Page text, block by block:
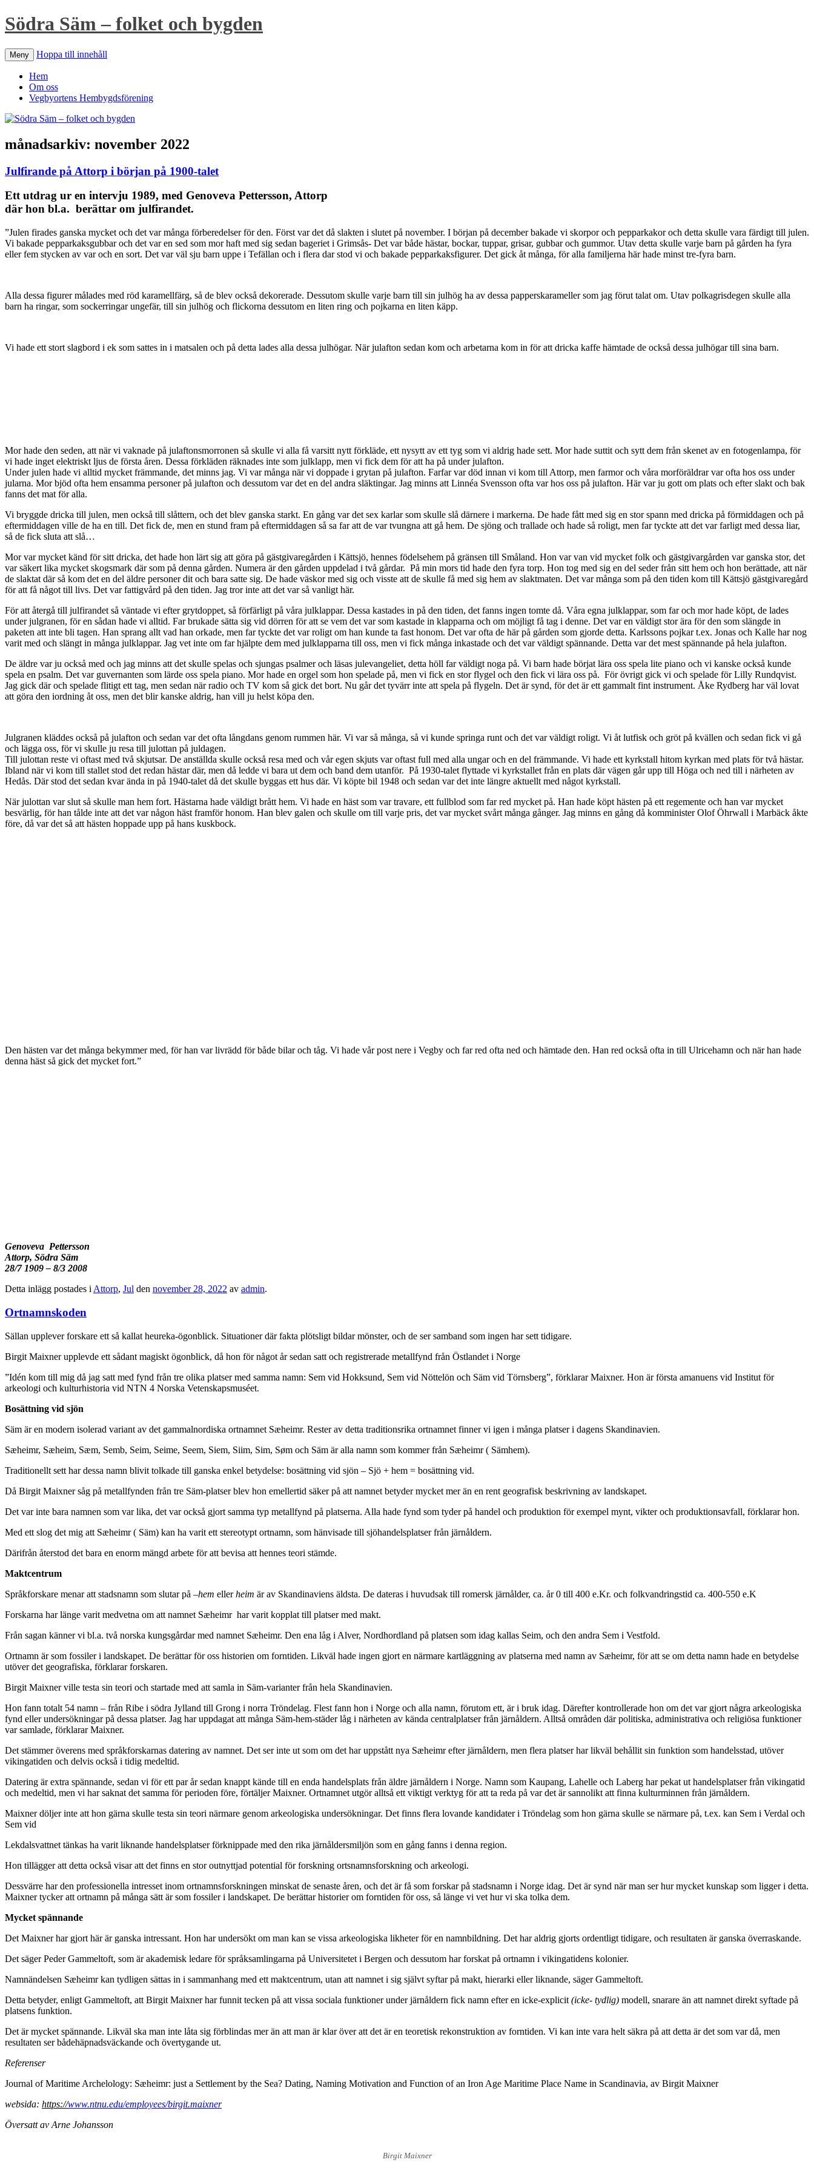
Södra Säm – folket och bygden
Meny Hoppa till innehåll
Hem
Om oss
Vegbyortens Hembygdsförening
månadsarkiv: november 2022
Julfirande på Attorp i början på 1900-talet
Ett utdrag ur en intervju 1989, med Genoveva Pettersson, Attorp
där hon bl.a. berättar om julfirandet.
”Julen firades ganska mycket och det var många förberedelser för den. Först var det då slakten i slutet på november. I början på december bakade vi skorpor och pepparkakor och detta skulle vara färdigt till julen.
Vi bakade pepparkaksgubbar och det var en sed som mor haft med sig sedan bageriet i Grimsås- Det var både hästar, bockar, tuppar, grisar, gubbar och gummor. Utav detta skulle varje barn på gården ha fyra
eller fem stycken av var och en sort. Det var väl sju barn uppe i Tefällan och i flera dar stod vi och bakade pepparkaksfigurer. Det gick åt många, för alla familjerna här hade minst tre-fyra barn.
Alla dessa figurer målades med röd karamellfärg, så de blev också dekorerade. Dessutom skulle varje barn till sin julhög ha av dessa papperskarameller som jag förut talat om. Utav polkagrisdegen skulle alla
barn ha ringar, som sockerringar ungefär, till sin julhög och flickorna dessutom en liten ring och pojkarna en liten käpp.
Vi hade ett stort slagbord i ek som sattes in i matsalen och på detta lades alla dessa julhögar. När julafton sedan kom och arbetarna kom in för att dricka kaffe hämtade de också dessa julhögar till sina barn.
Mor hade den seden, att när vi vaknade på julaftonsmorronen så skulle vi alla få varsitt nytt förkläde, ett nysytt av ett tyg som vi aldrig hade sett. Mor hade suttit och sytt dem från skenet av en fotogenlampa, för
vi hade inget elektriskt ljus de första åren. Dessa förkläden räknades inte som julklapp, men vi fick dem för att ha på under julafton.
Under julen hade vi alltid mycket främmande, det minns jag. Vi var många när vi doppade i grytan på julafton. Farfar var död innan vi kom till Attorp, men farmor och våra morföräldrar var ofta hos oss under
jularna. Mor bjöd ofta hem ensamma personer på julafton och dessutom var det en del andra släktingar. Jag minns att Linnéa Svensson ofta var hos oss på julafton. Här var ju gott om plats och efter slakt och bak
fanns det mat för alla.
Vi bryggde dricka till julen, men också till slåttern, och det blev ganska starkt. En gång var det sex karlar som skulle slå därnere i markerna. De hade fått med sig en stor spann med dricka på förmiddagen och på
eftermiddagen ville de ha en till. Det fick de, men en stund fram på eftermiddagen så sa far att de var tvungna att gå hem. De sjöng och trallade och hade så roligt, men far tyckte att det var farligt med dessa liar,
så de fick sluta att slå…
Mor var mycket känd för sitt dricka, det hade hon lärt sig att göra på gästgivaregården i Kättsjö, hennes födelsehem på gränsen till Småland. Hon var van vid mycket folk och gästgivargården var ganska stor, det
var säkert lika mycket skogsmark där som på denna gården. Numera är den gården uppdelad i två gårdar. På min mors tid hade den fyra torp. Hon tog med sig en del seder från sitt hem och hon berättade, att när
de slaktat där så kom det en del äldre personer dit och bara satte sig. De hade väskor med sig och visste att de skulle få med sig hem av slaktmaten. Det var många som på den tiden kom till Kättsjö gästgivaregård
för att få något till livs. Det var fattigvård på den tiden. Jag tror inte att det var så vanligt här.
För att återgå till julfirandet så väntade vi efter grytdoppet, så förfärligt på våra julklappar. Dessa kastades in på den tiden, det fanns ingen tomte då. Våra egna julklappar, som far och mor hade köpt, de lades
under julgranen, för en sådan hade vi alltid. Far brukade sätta sig vid dörren för att se vem det var som kastade in klapparna och om möjligt få tag i denne. Det var en väldigt stor ära för den som slängde in
paketen att inte bli tagen. Han sprang allt vad han orkade, men far tyckte det var roligt om han kunde ta fast honom. Det var ofta de här på gården som gjorde detta. Karlssons pojkar t.ex. Jonas och Kalle har nog
varit med och slängt in många julklappar. Jag vet inte om far hjälpte dem med julklapparna till oss, men vi fick många inkastade och det var väldigt spännande. Detta var det mest spännande på hela julafton.
De äldre var ju också med och jag minns att det skulle spelas och sjungas psalmer och läsas julevangeliet, detta höll far väldigt noga på. Vi barn hade börjat lära oss spela lite piano och vi kanske också kunde
spela en psalm. Det var guvernanten som lärde oss spela piano. Mor hade en orgel som hon spelade på, men vi fick en stor flygel och den fick vi lära oss på. För övrigt gick vi och spelade för Lilly Rundqvist.
Jag gick där och spelade flitigt ett tag, men sedan när radio och TV kom så gick det bort. Nu går det tyvärr inte att spela på flygeln. Det är synd, för det är ett gammalt fint instrument. Åke Rydberg har väl lovat
att göra den iordning åt oss, men det blir kanske aldrig, han vill ju helst köpa den.
Julgranen kläddes också på julafton och sedan var det ofta långdans genom rummen här. Vi var så många, så vi kunde springa runt och det var väldigt roligt. Vi åt lutfisk och gröt på kvällen och sedan fick vi gå
och lägga oss, för vi skulle ju resa till julottan på juldagen.
Till julottan reste vi oftast med två skjutsar. De anställda skulle också resa med och vår egen skjuts var oftast full med alla ungar och en del främmande. Vi hade ett kyrkstall hitom kyrkan med plats för två hästar.
Ibland när vi kom till stallet stod det redan hästar där, men då ledde vi bara ut dem och band dem utanför. På 1930-talet flyttade vi kyrkstallet från en plats där vägen går upp till Höga och ned till i närheten av
Hedås. Där stod det sedan kvar ända in på 1940-talet då det skulle byggas ett hus där. Vi köpte bil 1948 och sedan var det inte längre aktuellt med något kyrkstall.
När julottan var slut så skulle man hem fort. Hästarna hade väldigt brått hem. Vi hade en häst som var travare, ett fullblod som far red mycket på. Han hade köpt hästen på ett regemente och han var mycket
besvärlig, för han tålde inte att det var någon häst framför honom. Han blev galen och skulle om till varje pris, det var mycket svårt många gånger. Jag minns en gång då komminister Olof Öhrwall i Marbäck åkte
före, då var det så att hästen hoppade upp på hans kuskbock.
Den hästen var det många bekymmer med, för han var livrädd för både bilar och tåg. Vi hade vår post nere i Vegby och far red ofta ned och hämtade den. Han red också ofta in till Ulricehamn och när han hade
denna häst så gick det mycket fort.”
Genoveva Pettersson
Attorp, Södra Säm
28/7 1909 – 8/3 2008
Detta inlägg postades i Attorp, Jul den november 28, 2022 av admin.
Ortnamnskoden
Sällan upplever forskare ett så kallat heureka-ögonblick. Situationer där fakta plötsligt bildar mönster, och de ser samband som ingen har sett tidigare.
Birgit Maixner upplevde ett sådant magiskt ögonblick, då hon för något år sedan satt och registrerade metallfynd från Östlandet i Norge
”Idén kom till mig då jag satt med fynd från tre olika platser med samma namn: Sem vid Hokksund, Sem vid Nöttelön och Säm vid Törnsberg”, förklarar Maixner. Hon är första amanuens vid Institut för
arkeologi och kulturhistoria vid NTN 4 Norska Vetenskapsmuséet.
Bosättning vid sjön
Säm är en modern isolerad variant av det gammalnordiska ortnamnet Sæheimr. Rester av detta traditionsrika ortnamnet finner vi igen i många platser i dagens Skandinavien.
Sæheimr, Sæheim, Sæm, Semb, Seim, Seime, Seem, Siem, Siim, Sim, Søm och Säm är alla namn som kommer från Sæheimr ( Sämhem).
Traditionellt sett har dessa namn blivit tolkade till ganska enkel betydelse: bosättning vid sjön – Sjö + hem = bosättning vid.
Då Birgit Maixner såg på metallfynden från tre Säm-platser blev hon emellertid säker på att namnet betyder mycket mer än en rent geografisk beskrivning av landskapet.
Det var inte bara namnen som var lika, det var också gjort samma typ metallfynd på platserna. Alla hade fynd som tyder på handel och produktion för exempel mynt, vikter och produktionsavfall, förklarar hon.
Med ett slog det mig att Sæheimr ( Säm) kan ha varit ett stereotypt ortnamn, som hänvisade till sjöhandelsplatser från järnåldern.
Därifrån återstod det bara en enorm mängd arbete för att bevisa att hennes teori stämde.
Maktcentrum
Språkforskare menar att stadsnamn som slutar på –hem ellerheim är av Skandinaviens äldsta. De dateras i huvudsak till romersk järnålder, ca. år 0 till 400 e.Kr. och folkvandringstid ca. 400-550 e.K
Forskarna har länge varit medvetna om att namnet Sæheimr har varit kopplat till platser med makt.
Från sagan känner vi bl.a. två norska kungsgårdar med namnet Sæheimr. Den ena låg i Alver, Nordhordland på platsen som idag kallas Seim, och den andra Sem i Vestfold.
Ortnamn är som fossiler i landskapet. De berättar för oss historien om forntiden. Likväl hade ingen gjort en närmare kartläggning av platserna med namn av Sæheimr, för att se om detta namn hade en betydelse
utöver det geografiska, förklarar forskaren.
Birgit Maixner ville testa sin teori och startade med att samla in Säm-varianter från hela Skandinavien.
Hon fann totalt 54 namn – från Ribe i södra Jylland till Grong i norra Tröndelag. Flest fann hon i Norge och alla namn, förutom ett, är i bruk idag. Därefter kontrollerade hon om det var gjort några arkeologiska
fynd eller undersökningar på dessa platser. Jag har uppdagat att många Säm-hem-städer låg i närheten av kända centralplatser från järnåldern. Alltså områden där politiska, administrativa och religiösa funktioner
var samlade, förklarar Maixner.
Det stämmer överens med språkforskarnas datering av namnet. Det ser inte ut som om det har uppstått nya Sæheimr efter järnåldern, men flera platser har likväl behållit sin funktion som handelsstad, utöver
vikingatiden och delvis också i tidig medeltid.
Datering är extra spännande, sedan vi för ett par år sedan knappt kände till en enda handelsplats från äldre järnåldern i Norge. Namn som Kaupang, Lahelle och Laberg har pekat ut handelsplatser från vikingatid
och medeltid, men vi har saknat det samma för perioden före, förtäljer Maixner. Ortnamnet utgör alltså ett viktigt verktyg för att ta reda på var det är sannolikt att finna kulturminnen från järnåldern.
Maixner döljer inte att hon gärna skulle testa sin teori närmare genom arkeologiska undersökningar. Det finns flera lovande kandidater i Tröndelag som hon gärna skulle se närmare på, t.ex. kan Sem i Verdal och
Sem vid
Lekdalsvattnet tänkas ha varit liknande handelsplatser förknippade med den rika järnåldersmiljön som en gång fanns i denna region.
Hon tillägger att detta också visar att det finns en stor outnyttjad potential för forskning ortsnamnsforskning och arkeologi.
Dessvärre har den professionella intresset inom ortnamnsforskningen minskat de senaste åren, och det är få som forskar på stadsnamn i Norge idag. Det är synd när man ser hur mycket kunskap som ligger i detta.
Maixner tycker att ortnamn på många sätt är som fossiler i landskapet. De berättar historier om forntiden för oss, så länge vi vet hur vi ska tolka dem.
Mycket spännande
Det Maixner har gjort här är ganska intressant. Hon har undersökt om man kan se vissa arkeologiska likheter för en namnbildning. Det har aldrig gjorts ordentligt tidigare, och resultaten är ganska överraskande.
Det säger Peder Gammeltoft, som är akademisk ledare för språksamlingarna på Universitetet i Bergen och dessutom har forskat på ortnamn i vikingatidens kolonier.
Namnändelsen Sæheimr kan tydligen sättas in i sammanhang med ett maktcentrum, utan att namnet i sig självt syftar på makt, hierarki eller liknande, säger Gammeltoft.
Detta betyder, enligt Gammeltoft, att Birgit Maixner har funnit tecken på att vissa sociala funktioner under järnåldern fick namn efter en icke-explicit (icke- tydlig) modell, snarare än att namnet direkt syftade på
platsens funktion.
Det är mycket spännande. Likväl ska man inte låta sig förblindas mer än att man är klar över att det är en teoretisk rekonstruktion av forntiden. Vi kan inte vara helt säkra på att detta är det som var då, men
resultaten ser bådehäpnadsväckande och övertygande ut.
Referenser
Journal of Maritime Archelology: Sæheimr: just a Settlement by the Sea? Dating, Naming Motivation and Function of an Iron Age Maritime Place Name in Scandinavia, av Birgit Maixner
websida: https://www.ntnu.edu/employees/birgit.maixner
Översatt av Arne Johansson
Birgit Maixner